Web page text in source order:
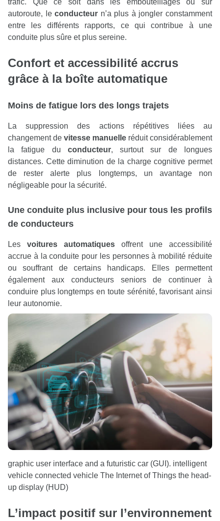
autoroute, leconducteur n’a plus à jongler constamment
entre les différents rapports, ce qui contribue à une
conduite plus sûre et plus sereine.
Confort et accessibilité accrus
grâce à la boîte automatique
Moins de fatigue lors des longs trajets
La suppression des actions répétitives liées au
changement de vitesse manuelle réduit considérablement
la fatigue du conducteur, surtout sur de longues
distances. Cette diminution de la charge cognitive permet
de rester alerte plus longtemps, un avantage non
négligeable pour la sécurité.
Une conduite plus inclusive pour tous les profils
de conducteurs
Les voitures automatiques offrent une accessibilité
accrue à la conduite pour les personnes à mobilité réduite
ou souffrant de certains handicaps. Elles permettent
également aux conducteurs seniors de continuer à
conduire plus longtemps en toute sérénité, favorisant ainsi
leur autonomie.
graphic user interface and a futuristic car (GUI). intelligent
vehicle connected vehicle The Internet of Things the head-
up display (HUD)
L’impact positif sur l’environnement